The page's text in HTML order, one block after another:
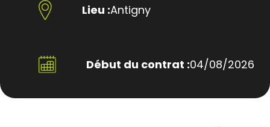
Lieu :Antigny
Début du contrat :04/08/2026